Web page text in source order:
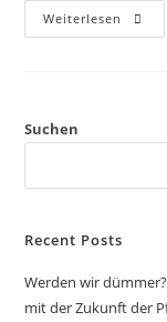
Weiterlesen
Suchen
Recent Posts
Werden wir
mit der Zukunft der